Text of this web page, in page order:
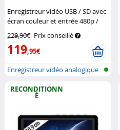
Enregistreur vidéo USB / SD avec
écran couleur et entrée 480p /
229,90€ Prix conseillé
119,95€
Enregistreur vidéo analogique
RECONDITIONN
É